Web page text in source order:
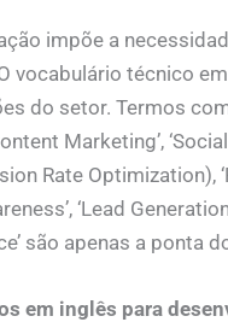
impõe a
vocabulário técnico
do setor. Termos
Marketing’,
Rate Optimization),
‘Lead
são apenas a ponta
em inglês para